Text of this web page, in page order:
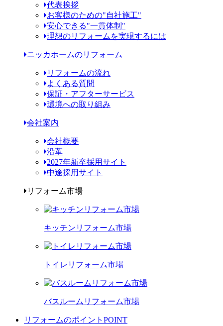
代表挨拶
お客様のための"自社施工"
安心できる"一貫体制"
理想のリフォームを実現するには
ニッカホームのリフォーム
リフォームの流れ
よくある質問
保証・アフターサービス
環境への取り組み
会社案内
会社概要
沿革
2027年新卒採用サイト
中途採用サイト
リフォーム市場
キッチンリフォーム市場
トイレリフォーム市場
バスルームリフォーム市場
リフォームのポイント POINT